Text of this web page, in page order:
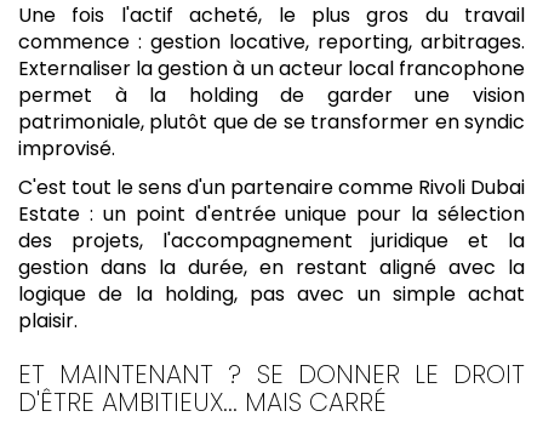
Une fois l'actif acheté, le plus gros du travail
commence : gestion locative, reporting, arbitrages.
Externaliser la gestion à un acteur local francophone
permet à la holding de garder une vision
patrimoniale, plutôt que de se transformer en syndic
improvisé.
C'est tout le sens d'un partenaire comme Rivoli Dubai
Estate : un point d'entrée unique pour la sélection
des projets, l'accompagnement juridique et la
gestion dans la durée, en restant aligné avec la
logique de la holding, pas avec un simple achat
plaisir.
ET MAINTENANT ? SE DONNER LE DROIT
D'ÊTRE AMBITIEUX... MAIS CARRÉ